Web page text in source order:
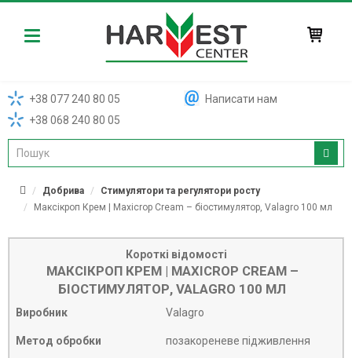
Harvest
+38 077 240 80 05
+38 068 240 80 05
Написати нам
Добрива
Стимулятори та регулятори росту
Максікроп Крем | Maxicrop Cream – біостимулятор, Valagro 100 мл
Короткі відомості
МАКСІКРОП КРЕМ | MAXICROP CREAM –
БІОСТИМУЛЯТОР, VALAGRO 100 МЛ
Виробник Valagro
Метод обробки позакореневе підживлення